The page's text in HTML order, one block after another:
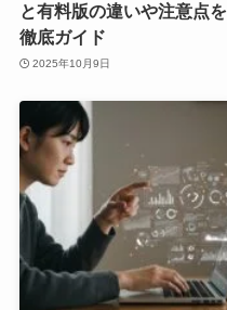
と有料版の違いや注意点を
徹底ガイド
2025年10月9日